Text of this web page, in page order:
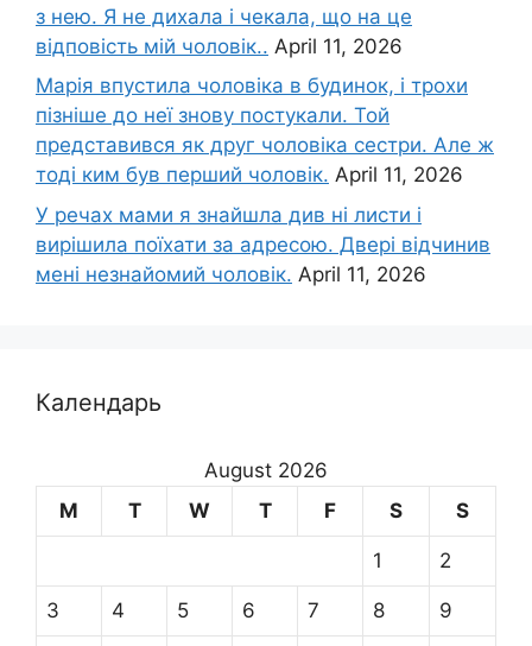
з нею. Я не дихала і чекала, що на це
відповість мій чоловік.. April 11, 2026
Марія впустила чоловіка в будинок, і трохи
пізніше до неї знову постукали. Той
представився як друг чоловіка сестри. Але ж
тоді ким був перший чоловік. April 11, 2026
У речах мами я знайшла див ні листи і
вирішила поїхати за адресою. Двері відчинив
мені незнайомий чоловік. April 11, 2026
Календарь
August 2026
M
T W T F S S
1 2
3 4 5 6 7 8 9